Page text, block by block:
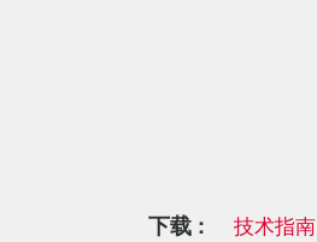
下载 : 技术指南